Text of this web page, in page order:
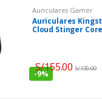
Auriculares Gamer
Auriculares
Cloud Stinger
-9%
S/155.00 S/170.00